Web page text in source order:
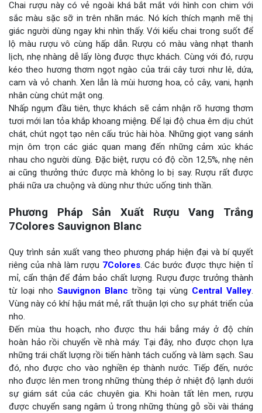
Chai rượu này có vẻ ngoài khá bắt mắt với hình con chim với
sắc màu sặc sỡ in trên nhãn mác. Nó kích thích mạnh mẽ thị
giác người dùng ngay khi nhìn thấy. Với kiểu chai trong suốt để
lộ màu rượu vô cùng hấp dẫn. Rượu có màu vàng nhạt thanh
lịch, nhẹ nhàng dễ lấy lòng được thực khách. Cùng với đó, rượu
kéo theo hương thơm ngọt ngào của trái cây tươi như lê, dứa,
cam và vỏ chanh. Xen lẫn là mùi hương hoa, cỏ cây, vani, hạnh
nhân cùng chút mật ong.
Nhấp ngụm đầu tiên, thực khách sẽ cảm nhận rõ hương thơm
tươi mới lan tỏa khắp khoang miệng. Để lại độ chua êm dịu chút
chát, chút ngọt tạo nên cấu trúc hài hòa. Những giọt vang sánh
mịn ôm trọn các giác quan mang đến những cảm xúc khác
nhau cho người dùng. Đặc biệt, rượu có độ cồn 12,5%, nhẹ nên
ai cũng thưởng thức được mà không lo bị say. Rượu rất được
phái nữa ưa chuộng và dùng như thức uống tinh thần.
Phương Pháp Sản Xuất Rượu Vang Trắng
7Colores Sauvignon Blanc
Quy trình sản xuất vang theo phương pháp hiện đại và bí quyết
riêng của nhà làm rượu 7Colores. Các bước được thực hiện tỉ
mỉ, cẩn thận để đảm bảo chất lượng. Rượu được trưởng thành
từ loại nho Sauvignon Blanc trồng tại vùng Central Valley.
Vùng này có khí hậu mát mẻ, rất thuận lợi cho sự phát triển của
nho.
Đến mùa thu hoạch, nho được thu hái bẳng máy ở độ chín
hoàn hảo rồi chuyển về nhà máy. Tại đây, nho được chọn lựa
những trái chất lượng rồi tiến hành tách cuống và làm sạch. Sau
đó, nho được cho vào nghiền ép thành nước. Tiếp đến, nước
nho được lên men trong những thùng thép ở nhiệt độ lạnh dưới
sự giám sát của các chuyên gia. Khi hoàn tất lên men, rượu
được chuyển sang ngâm ủ trong những thùng gỗ sồi vài tháng